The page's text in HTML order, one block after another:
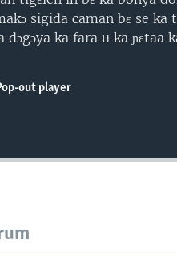
sigida caman bɛ se ka
dɔgɔya ka fara u ka ɲɛtaa
out player